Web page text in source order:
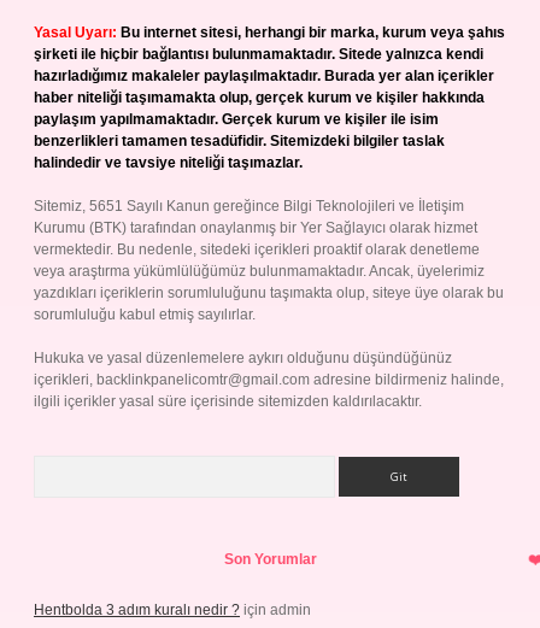
Yasal Uyarı: Bu internet sitesi, herhangi bir marka, kurum veya şahıs
şirketi ile hiçbir bağlantısı bulunmamaktadır. Sitede yalnızca kendi
hazırladığımız makaleler paylaşılmaktadır. Burada yer alan içerikler
haber niteliği taşımamakta olup, gerçek kurum ve kişiler hakkında
paylaşım yapılmamaktadır. Gerçek kurum ve kişiler ile isim
benzerlikleri tamamen tesadüfidir. Sitemizdeki bilgiler taslak
halindedir ve tavsiye niteliği taşımazlar.
Sitemiz, 5651 Sayılı Kanun gereğince Bilgi Teknolojileri ve İletişim
Kurumu (BTK) tarafından onaylanmış bir Yer Sağlayıcı olarak hizmet
vermektedir. Bu nedenle, sitedeki içerikleri proaktif olarak denetleme
veya araştırma yükümlülüğümüz bulunmamaktadır. Ancak, üyelerimiz
yazdıkları içeriklerin sorumluluğunu taşımakta olup, siteye üye olarak bu
sorumluluğu kabul etmiş sayılırlar.
Hukuka ve yasal düzenlemelere aykırı olduğunu düşündüğünüz
içerikleri, backlinkpanelicomtr@gmail.com adresine bildirmeniz halinde,
ilgili içerikler yasal süre içerisinde sitemizden kaldırılacaktır.
Son Yorumlar
Hentbolda 3 adım kuralı nedir ? için admin